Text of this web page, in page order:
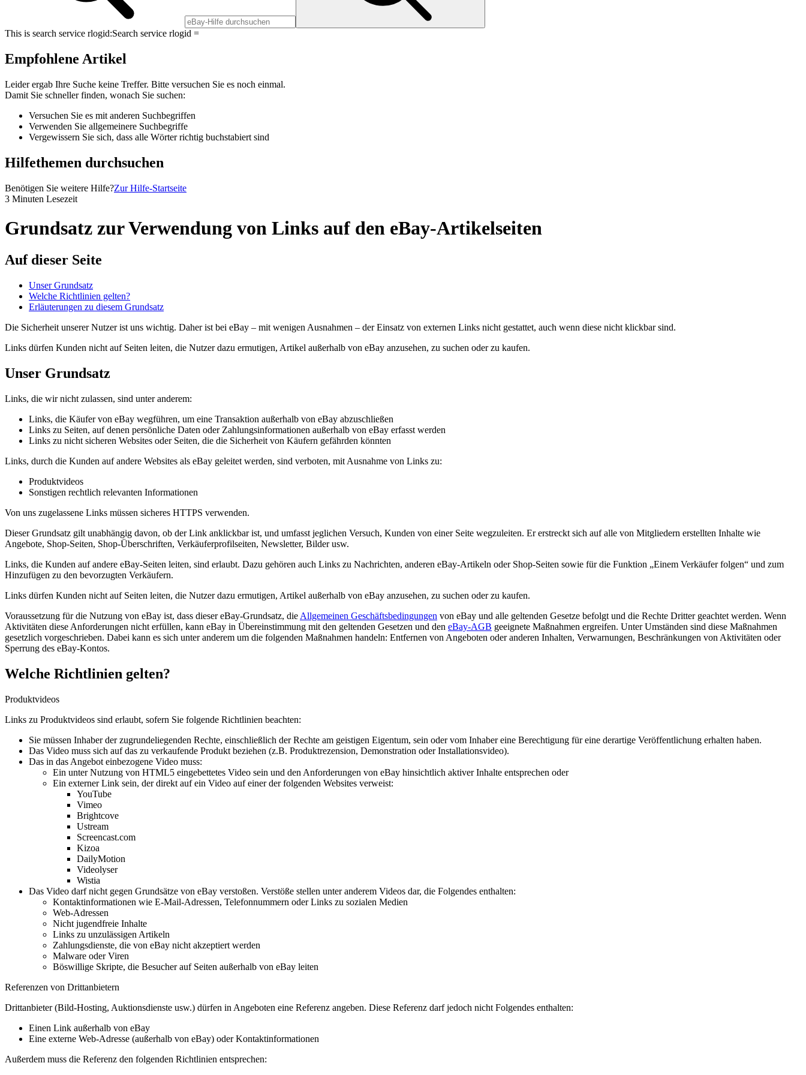
This is search service rlogid:Search service rlogid =
Empfohlene Artikel
Leider ergab Ihre Suche keine Treffer. Bitte versuchen Sie es noch einmal.
Damit Sie schneller finden, wonach Sie suchen:
Versuchen Sie es mit anderen Suchbegriffen
Verwenden Sie allgemeinere Suchbegriffe
Vergewissern Sie sich, dass alle Wörter richtig buchstabiert sind
Hilfethemen durchsuchen
Benötigen Sie weitere Hilfe?Zur Hilfe-Startseite
3 Minuten Lesezeit
Grundsatz zur Verwendung von Links auf den eBay-Artikelseiten
Auf dieser Seite
Unser Grundsatz
Welche Richtlinien gelten?
Erläuterungen zu diesem Grundsatz
Die Sicherheit unserer Nutzer ist uns wichtig. Daher ist bei eBay – mit wenigen Ausnahmen – der Einsatz von externen Links nicht gestattet, auch wenn diese nicht klickbar sind.
Links dürfen Kunden nicht auf Seiten leiten, die Nutzer dazu ermutigen, Artikel außerhalb von eBay anzusehen, zu suchen oder zu kaufen.
Unser Grundsatz
Links, die wir nicht zulassen, sind unter anderem:
Links, die Käufer von eBay wegführen, um eine Transaktion außerhalb von eBay abzuschließen
Links zu Seiten, auf denen persönliche Daten oder Zahlungsinformationen außerhalb von eBay erfasst werden
Links zu nicht sicheren Websites oder Seiten, die die Sicherheit von Käufern gefährden könnten
Links, durch die Kunden auf andere Websites als eBay geleitet werden, sind verboten, mit Ausnahme von Links zu:
Produktvideos
Sonstigen rechtlich relevanten Informationen
Von uns zugelassene Links müssen sicheres HTTPS verwenden.
Dieser Grundsatz gilt unabhängig davon, ob der Link anklickbar ist, und umfasst jeglichen Versuch, Kunden von einer Seite wegzuleiten. Er erstreckt sich auf alle von Mitgliedern erstellten Inhalte wie
Angebote, Shop-Seiten, Shop-Überschriften, Verkäuferprofilseiten, Newsletter, Bilder usw.
Links, die Kunden auf andere eBay-Seiten leiten, sind erlaubt. Dazu gehören auch Links zu Nachrichten, anderen eBay-Artikeln oder Shop-Seiten sowie für die Funktion „Einem Verkäufer folgen“ und zum
Hinzufügen zu den bevorzugten Verkäufern.
Links dürfen Kunden nicht auf Seiten leiten, die Nutzer dazu ermutigen, Artikel außerhalb von eBay anzusehen, zu suchen oder zu kaufen.
Voraussetzung für die Nutzung von eBay ist, dass dieser eBay-Grundsatz, die Allgemeinen Geschäftsbedingungen von eBay und alle geltenden Gesetze befolgt und die Rechte Dritter geachtet werden. Wenn
Aktivitäten diese Anforderungen nicht erfüllen, kann eBay in Übereinstimmung mit den geltenden Gesetzen und den eBay-AGB geeignete Maßnahmen ergreifen. Unter Umständen sind diese Maßnahmen
gesetzlich vorgeschrieben. Dabei kann es sich unter anderem um die folgenden Maßnahmen handeln: Entfernen von Angeboten oder anderen Inhalten, Verwarnungen, Beschränkungen von Aktivitäten oder
Sperrung des eBay-Kontos.
Welche Richtlinien gelten?
Produktvideos
Links zu Produktvideos sind erlaubt, sofern Sie folgende Richtlinien beachten:
Sie müssen Inhaber der zugrundeliegenden Rechte, einschließlich der Rechte am geistigen Eigentum, sein oder vom Inhaber eine Berechtigung für eine derartige Veröffentlichung erhalten haben.
Das Video muss sich auf das zu verkaufende Produkt beziehen (z.B. Produktrezension, Demonstration oder Installationsvideo).
Das in das Angebot einbezogene Video muss:
Ein unter Nutzung von HTML5 eingebettetes Video sein und den Anforderungen von eBay hinsichtlich aktiver Inhalte entsprechen oder
Ein externer Link sein, der direkt auf ein Video auf einer der folgenden Websites verweist:
YouTube
Vimeo
Brightcove
Ustream
Screencast.com
Kizoa
DailyMotion
Videolyser
Wistia
Das Video darf nicht gegen Grundsätze von eBay verstoßen. Verstöße stellen unter anderem Videos dar, die Folgendes enthalten:
Kontaktinformationen wie E-Mail-Adressen, Telefonnummern oder Links zu sozialen Medien
Web-Adressen
Nicht jugendfreie Inhalte
Links zu unzulässigen Artikeln
Zahlungsdienste, die von eBay nicht akzeptiert werden
Malware oder Viren
Böswillige Skripte, die Besucher auf Seiten außerhalb von eBay leiten
Referenzen von Drittanbietern
Drittanbieter (Bild-Hosting, Auktionsdienste usw.) dürfen in Angeboten eine Referenz angeben. Diese Referenz darf jedoch nicht Folgendes enthalten:
Einen Link außerhalb von eBay
Eine externe Web-Adresse (außerhalb von eBay) oder Kontaktinformationen
Außerdem muss die Referenz den folgenden Richtlinien entsprechen: